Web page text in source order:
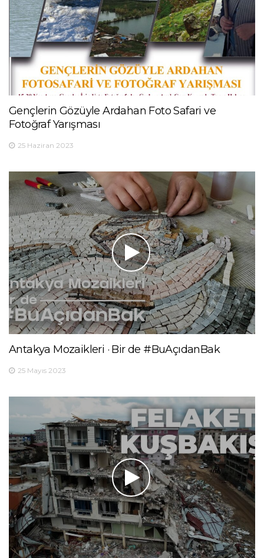
Gençlerin Gözüyle Ardahan Foto Safari ve
Fotoğraf Yarışması
25 Haziran 2023
Antakya Mozaikleri · Bir de #BuAçıdanBak
25 Mayıs 2023